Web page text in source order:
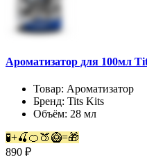
Ароматизатор для 100мл
Товар: Ароматизатор
Бренд: Tits Kits
Объём: 28 мл
🧪+🍒🍊🍑🥝=🎁
890 ₽